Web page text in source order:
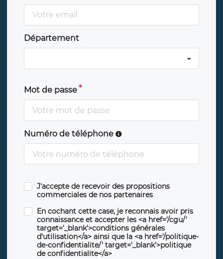
Département
Mot de passe
Numéro de téléphone
J'accepte de recevoir des propositions
commerciales de nos partenaires
En cochant cette case, je reconnais avoir pris
connaissance et accepter les <a href='/cgu/'
target='_blank'>conditions générales
d'utilisation</a> ainsi que la <a href='/politique-
de-confidentialite/' target='_blank'>politique
de confidentialite</a>